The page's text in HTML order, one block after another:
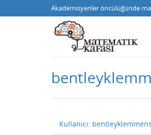
Akademisyenler öncülüğünde
Kullanıcı: